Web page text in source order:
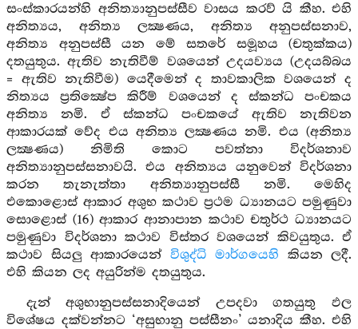
සංස්කාරයන්හි අනිත්‍යානුපස්සීව වාසය කරව් යි කීහ. එහි
අනිත්‍යය, අනිත්‍ය ලක්‍ෂණය, අනිත්‍ය අනුපස්සනාව,
අනිත්‍ය අනුපස්සී යන මේ සතරේ සමූහය (චතුක්කය)
දතයුතුය. ඇතිව නැතිවීම් වශයෙන් උදයව්‍යය (උදයබ්බය
= ඇතිව නැතිවීම) යෙදීමෙන් ද තාවකාලික වශයෙන් ද
නිත්‍යය ප්‍රතික්‍ෂේප කිරීම් වශයෙන් ද ස්කන්ධ පංචකය
අනිත්‍ය නමි. ඒ ස්කන්ධ පංචකයේ ඇතිව නැතිවන
ආකාරයක් වේද එය අනිත්‍ය ලක්‍ෂණය නමි. එය (අනිත්‍ය
ලක්‍ෂණය) නිමිති කොට පවත්නා විදර්ශනාව
අනිත්‍යානුපස්සනාවයි. එය අනිත්‍යය යනුවෙන් විදර්ශනා
කරන තැනැත්තා අනිත්‍යානුපස්සී නමි. මෙහිද
එකොළොස් ආකාර අශුභ කථාව ප්‍රථම ධ්‍යානයට පමුණුවා
සොළොස් (16) ආකාර ආනාපාන කථාව චතුර්ථ ධ්‍යානයට
පමුණුවා විදර්ශනා කථාව විස්තර වශයෙන් කිවයුතුය. ඒ
කථාව සියලු ආකාරයෙන් විශුද්ධි මාර්ගයෙහි කියන ලදී.
එහි කියන ලද අයුරින්ම දතයුතුය.
දැන් අශුභානුපස්සනාදියෙන් උපදවා ගතයුතු ඵල
විශේෂය දක්වන්නට ‘අසුභානු පස්සීනං’ යනාදිය කීහ. එහි